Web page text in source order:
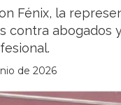
Fénix, la
contra
de 2026